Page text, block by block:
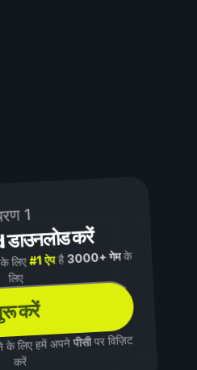
1
करें
लिए#1 ऐपहै3000+ गेमके
लिए
करें
के लिए हमें अपनेपीसीपर विज़िट
करें